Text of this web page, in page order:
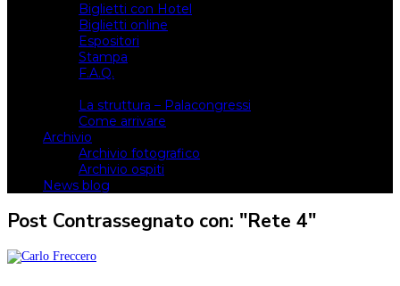
Biglietti con Hotel
Biglietti online
Espositori
Stampa
F.A.Q.
La struttura – Palacongressi
Come arrivare
Archivio
Archivio fotografico
Archivio ospiti
News blog
Post Contrassegnato con: "Rete 4"